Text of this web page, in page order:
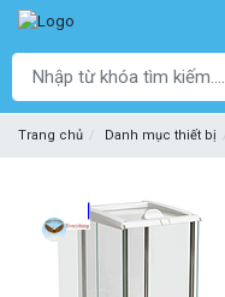
Trang chủ Danh mục thiết bị